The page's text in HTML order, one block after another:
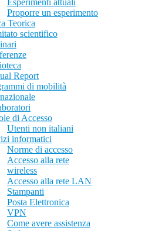
Esperimenti attuali
Proporre un esperimento
Teorica
scientifico
Report
di mobilità
di Accesso
Utenti non italiani
informatici
Norme di accesso
Accesso alla rete
wireless
Accesso alla rete LAN
Stampanti
Posta Elettronica
VPN
Come avere assistenza